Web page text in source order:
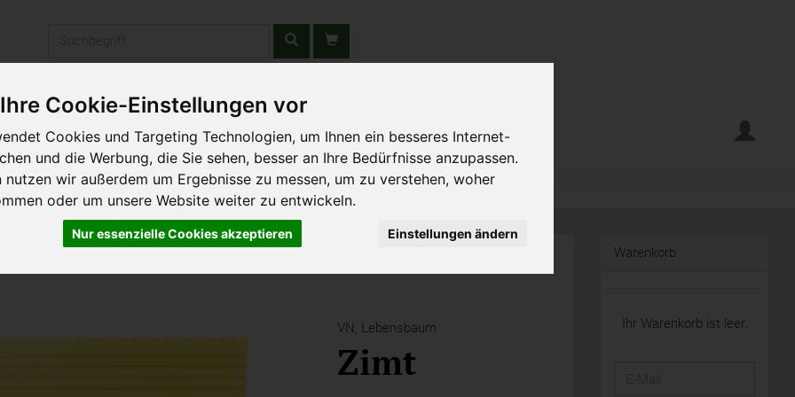
Cookie-Einstellungen vor
Cookies und Targeting Technologien, um Ihnen ein besseres Internet-
und die Werbung, die Sie sehen, besser an Ihre Bedürfnisse anzupassen.
nutzen wir außerdem um Ergebnisse zu messen, um zu verstehen, woher
oder um unsere Website weiter zu entwickeln.
Nur essenzielle Cookies akzeptieren Einstellungen ändern
& Schulen Liefergebiet Wochenmarkt
VN, Lebensbaum
Zimt
Warenkorb
Ihr Warenkorb ist leer.